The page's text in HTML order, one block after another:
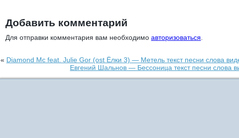
Добавить комментарий
Для отправки комментария вам необходимо авторизоваться
« Diamond Mc feat. Julie Gor (ost Ёлки 3) — Метель текст песни слова
Евгений Шальнов — Бессоница текст песни слова